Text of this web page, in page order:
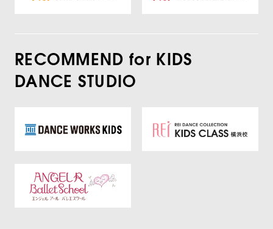
RECOMMEND for KIDS
DANCE STUDIO